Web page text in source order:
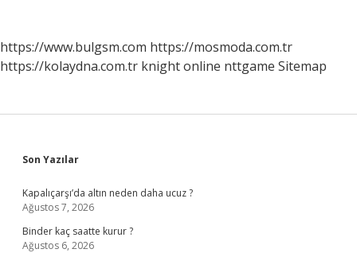
https://www.bulgsm.com https://mosmoda.com.tr
https://kolaydna.com.tr knight online nttgame Sitemap
Sidebar
Son Yazılar
Kapalıçarşı’da altın neden daha ucuz ?
Ağustos 7, 2026
Binder kaç saatte kurur ?
Ağustos 6, 2026